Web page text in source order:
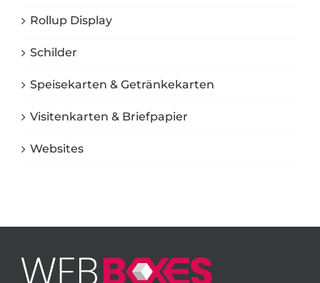
Rollup Display
Schilder
Speisekarten & Getränkekarten
Visitenkarten & Briefpapier
Websites